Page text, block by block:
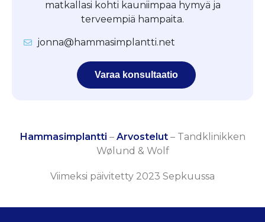
matkallasi kohti kauniimpaa hymyä ja
terveempiä hampaita.
jonna@hammasimplantti.net
Varaa konsultaatio
Hammasimplantti – Arvostelut– Tandklinikken
Wølund & Wolf
Viimeksi päivitetty 2023 Sepkuussa